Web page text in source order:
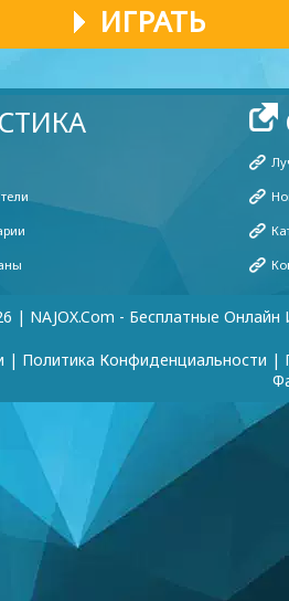
(10 Dec, 2:14 am)
guys
12:09 am)
ИГРАТЬ
| NAJOX.com - Бесплатные Онлайн
| Политика Конфиденциальности |